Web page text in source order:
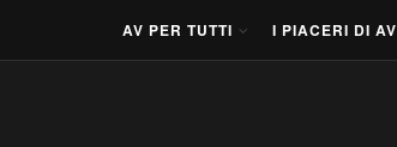
AV PER TUTTI I PIACERI DI AV